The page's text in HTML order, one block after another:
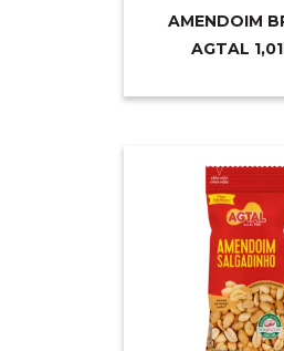
AMENDOIM
AGTAL 1,0